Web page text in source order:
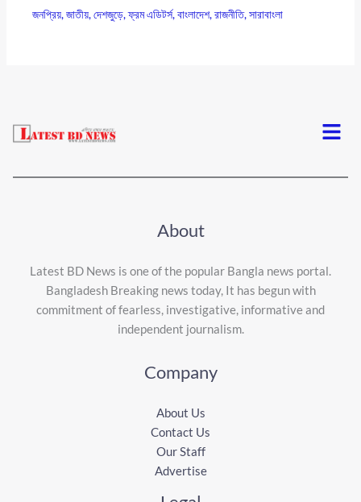
জনপ্রিয়,জাতীয়,দেশজুড়ে,ফ্রম এডিটর্স,বাংলাদেশ,রাজনীতি,সারাবাংলা
Menu
About
Latest BD News is one of the popular Bangla news portal.
Bangladesh Breaking news today, It has begun with
commitment of fearless, investigative, informative and
independent journalism.
Company
About Us
Contact Us
Our Staff
Advertise